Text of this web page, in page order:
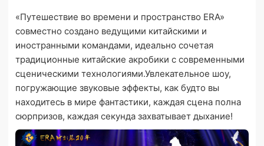
«Путешествие во времени и пространство ERA»
совместно создано ведущими китайскими и
иностранными командами, идеально сочетая
традиционные китайские акробики с современными
сценическими технологиями.Увлекательное шоу,
погружающие звуковые эффекты, как будто вы
находитесь в мире фантастики, каждая сцена полна
сюрпризов, каждая секунда захватывает дыхание!